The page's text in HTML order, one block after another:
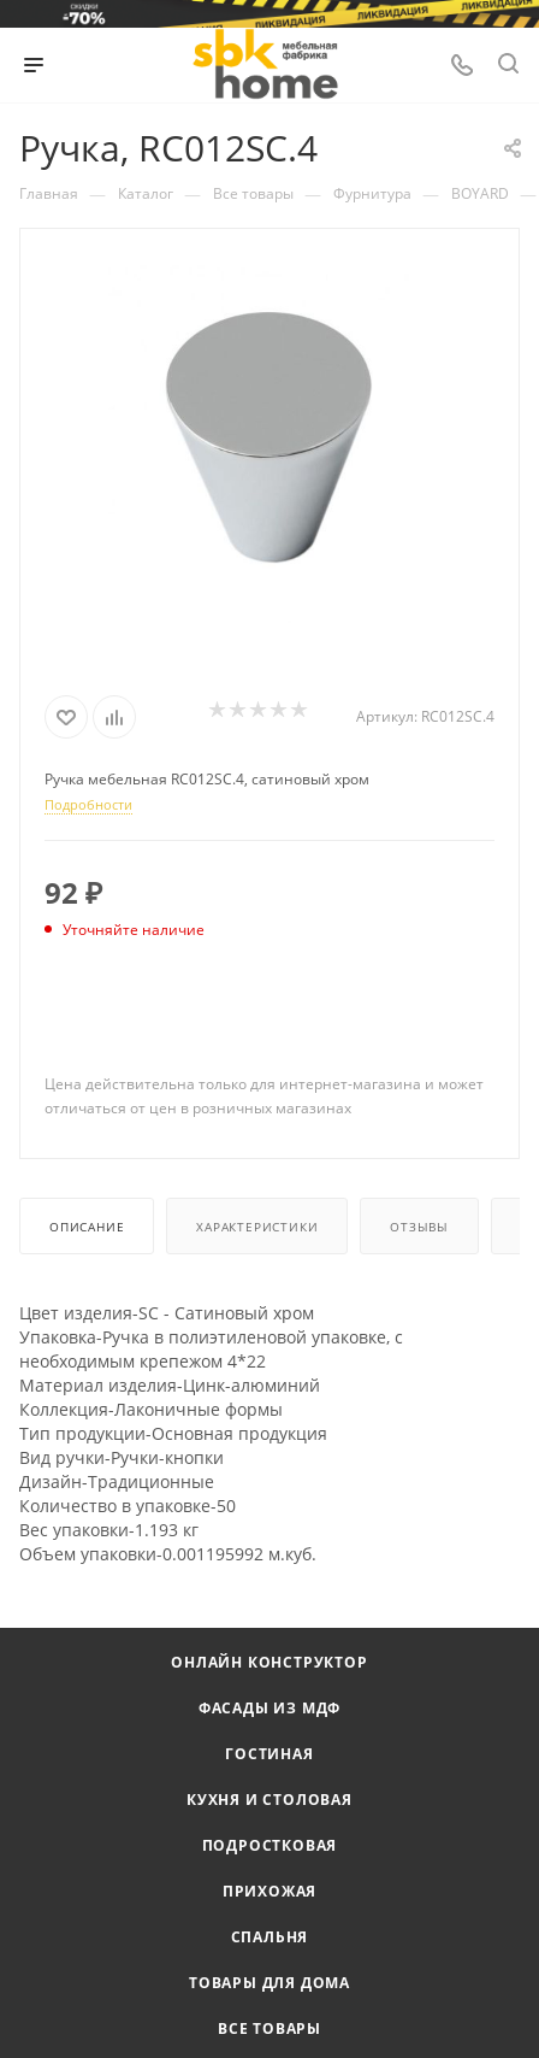
Ручка, RC012SC.4
Главная — Каталог — Все товары — Фурнитура — BOYARD —
Артикул: RC012SC.4
Ручка мебельная RC012SC.4, сатиновый хром
Подробности
92 ₽
Уточняйте наличие
Цена действительна только для интернет-магазина и может
отличаться от цен в розничных магазинах
ОПИСАНИЕ ХАРАКТЕРИСТИКИ ОТЗЫВЫ
Цвет изделия-SC - Сатиновый хром
Упаковка-Ручка в полиэтиленовой упаковке, с
необходимым крепежом 4*22
Материал изделия-Цинк-алюминий
Коллекция-Лаконичные формы
Тип продукции-Основная продукция
Вид ручки-Ручки-кнопки
Дизайн-Традиционные
Количество в упаковке-50
Вес упаковки-1.193 кг
Объем упаковки-0.001195992 м.куб.
ОНЛАЙН КОНСТРУКТОР
ФАСАДЫ ИЗ МДФ
ГОСТИНАЯ
КУХНЯ И СТОЛОВАЯ
ПОДРОСТКОВАЯ
ПРИХОЖАЯ
СПАЛЬНЯ
ТОВАРЫ ДЛЯ ДОМА
ВСЕ ТОВАРЫ